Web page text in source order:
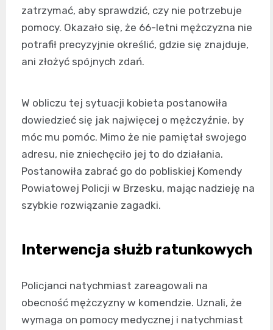
zatrzymać, aby sprawdzić, czy nie potrzebuje
pomocy. Okazało się, że 66-letni mężczyzna nie
potrafił precyzyjnie określić, gdzie się znajduje,
ani złożyć spójnych zdań.
W obliczu tej sytuacji kobieta postanowiła
dowiedzieć się jak najwięcej o mężczyźnie, by
móc mu pomóc. Mimo że nie pamiętał swojego
adresu, nie zniechęciło jej to do działania.
Postanowiła zabrać go do pobliskiej Komendy
Powiatowej Policji w Brzesku, mając nadzieję na
szybkie rozwiązanie zagadki.
Interwencja służb ratunkowych
Policjanci natychmiast zareagowali na
obecność mężczyzny w komendzie. Uznali, że
wymaga on pomocy medycznej i natychmiast